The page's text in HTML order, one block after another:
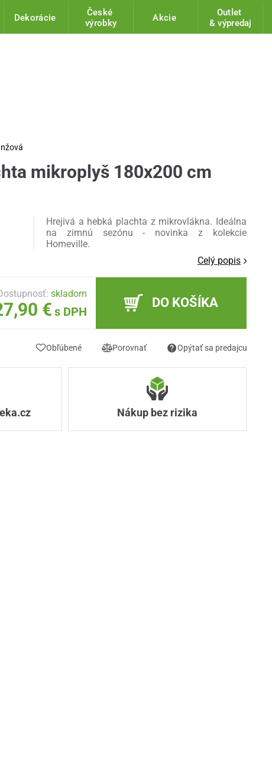
Dekorácie
České
výrobky
Akcie
Outlet
& výpredaj
mikroplyš 180x200 cm
Hrejivá a hebká plachta z mikrovlákna. Ideálna
na zimnú sezónu - novinka z kolekcie
Homeville.
Celý popis
skladom
€ s DPH
DO KOŠÍKA
Obľúbené Porovnať Opýtať sa predajcu
Nákup bez rizika